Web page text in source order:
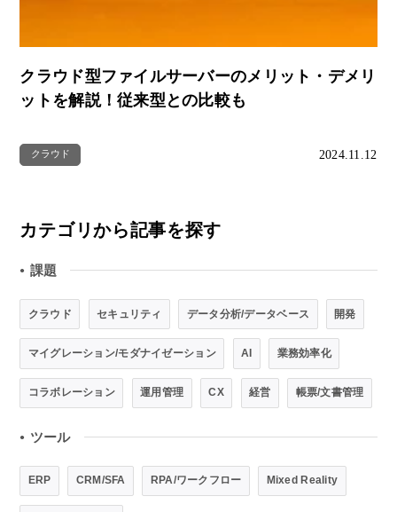
クラウド型ファイルサーバーのメリット・デメリ
ットを解説！従来型との比較も
クラウド 2024.11.12
カテゴリから記事を探す
● 課題
クラウド セキュリティ データ分析/データベース 開発
マイグレーション/モダナイゼーション AI 業務効率化
コラボレーション 運用管理 CX 経営 帳票/文書管理
● ツール
ERP CRM/SFA RPA/ワークフロー Mixed Reality